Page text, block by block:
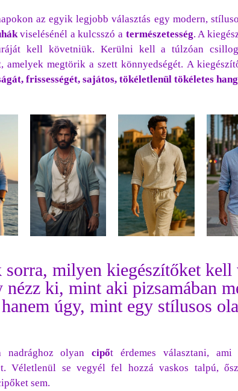
az egyik legjobb választás egy modern,
viselésénél a kulcsszó a természetesség. A
kell követniük. Kerülni kell a túlzóan
amelyek megtörik a szett könnyedségét. A
frissességét, sajátos, tökéletlenül tökéletes
sorra, milyen kiegészítőket kell
nézz ki, mint aki pizsamában
hanem úgy, mint egy stílusos
nadrághoz olyancipőt érdemes választani,
Véletlenül se vegyél fel hozzá vaskos talpú,
sem.